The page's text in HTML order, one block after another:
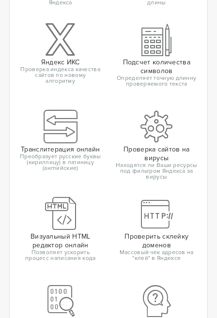
Яндекса
длины
Яндекс ИКС
Проверка индекса качества
сайтов по новому
алгоритму
Подсчет количества
символов
Определяет точную длинну
проверяемого текста
Транслитерация онлайн
Преобразует русские буквы
(кириллицу) в латиницу
(английские)
Проверка сайтов на
вирусы
Находятся ли Ваши ресурсы
под фильтром Яндекса за
вирусы
Визуальный HTML
редактор онлайн
Позволяет ускорить
процесс написания кода
Проверить склейку
доменов
Массовый чек адресов на
"клей" в Яндексе